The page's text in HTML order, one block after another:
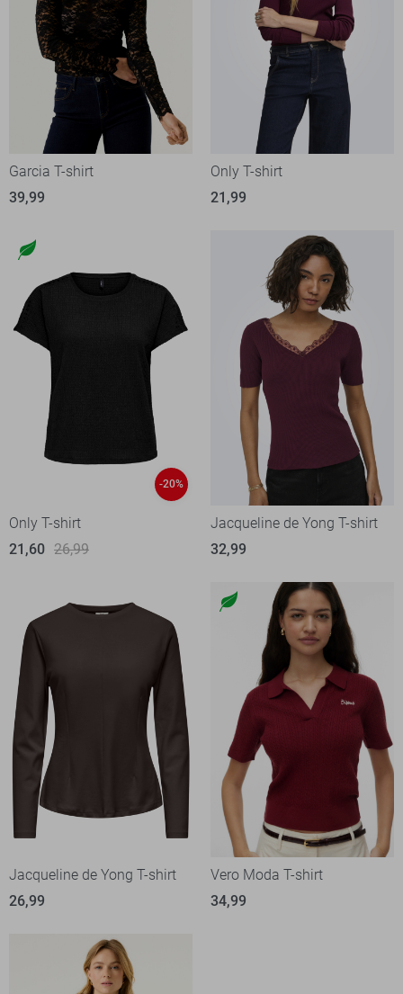
Garcia T-shirt
39,99
Only T-shirt
21,99
-20%
Only T-shirt
21,60 26,99
Jacqueline de Yong T-shirt
32,99
Jacqueline de Yong T-shirt
26,99
Vero Moda T-shirt
34,99